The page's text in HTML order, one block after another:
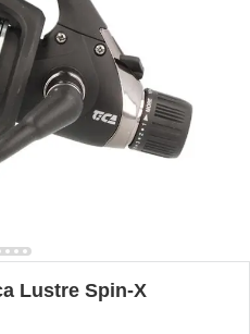
Lustre Spin-X